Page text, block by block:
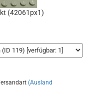
(42061px1)
(Ausland